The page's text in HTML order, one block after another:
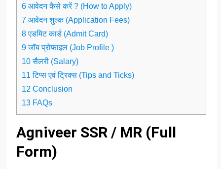
6 आवेदन कैसे करें ? (How to Apply)
7 आवेदन शुल्क (Application Fees)
8 एडमिट कार्ड (Admit Card)
9 जॉब प्रोफाइल (Job Profile )
10 सैलरी (Salary)
11 टिप्स एवं ट्रिक्स (Tips and Ticks)
12 Conclusion
13 FAQs
Agniveer SSR / MR (Full
Form)